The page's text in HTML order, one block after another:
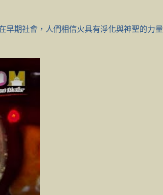
期社會，人們相信火具有淨化與神聖的力